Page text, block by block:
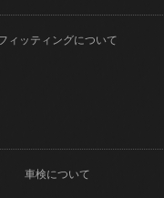
ィッティングについて
車検について